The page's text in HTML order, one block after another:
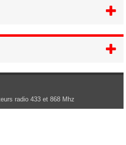
radio 433 et 868 Mhz